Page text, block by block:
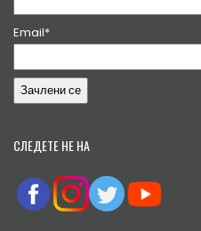
Email*
СЛЕДЕТЕ НЕ НА